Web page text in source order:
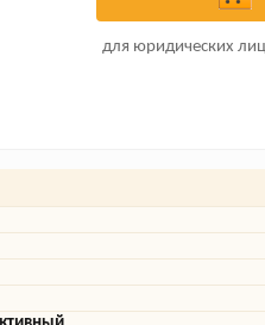
для юридических